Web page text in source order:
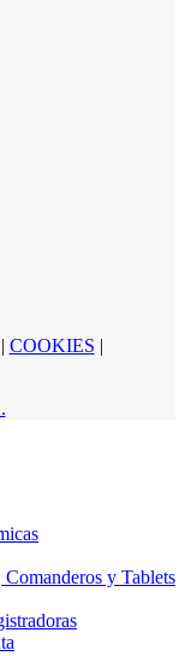
| COOKIES |
y Tablets